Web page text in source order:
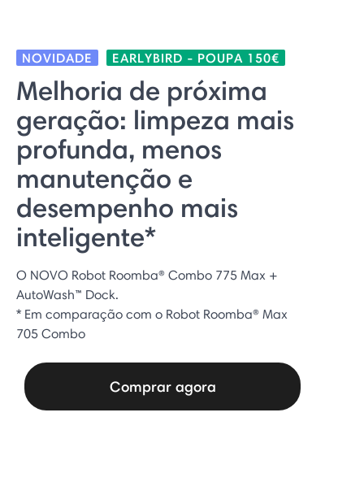
NOVIDADE EARLYBIRD - POUPA 150€
Melhoria de próxima
geração: limpeza mais
profunda, menos
manutenção e
desempenho mais
inteligente*
O NOVO Robot Roomba® Combo 775 Max +
AutoWash™ Dock.
* Em comparação com o Robot Roomba® Max
705 Combo
Comprar agora